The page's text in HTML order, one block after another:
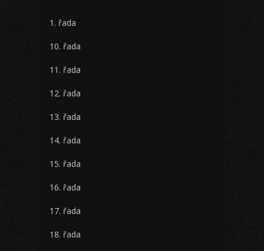
1. řada
10. řada
11. řada
12. řada
13. řada
14. řada
15. řada
16. řada
17. řada
18. řada